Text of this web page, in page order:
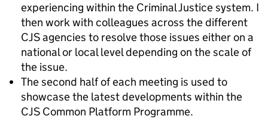
experiencing within the Criminal Justice system. I
then work with colleagues across the different
CJS agencies to resolve those issues either on a
national or local level depending on the scale of
the issue.
The second half of each meeting is used to
showcase the latest developments within the
CJS Common Platform Programme.